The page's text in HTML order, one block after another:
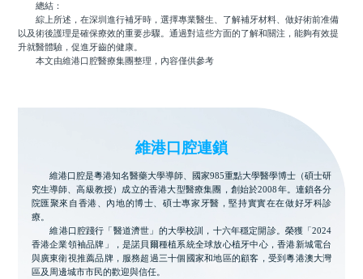
總結：
綜上所述，在深圳進行補牙時，選擇專業醫生、了解補牙材料、做好術前准備
以及術後護理是確保療效的重要步驟。通過對這些方面的了解和關注，能夠有效提
升就醫體驗，促進牙齒的健康。
本文由維港口腔醫療集團整理，內容僅供參考
維港口腔連鎖
維港口腔是粵港知名醫藥大學導師、國家985重點大學醫學博士（碩士研
究生導師、高級教授）成立的香港大型醫療集團，創始於2008年。連鎖各分
院匯聚來自香港、內地的博士、碩士專家牙醫，堅持實實在在做好牙科診
療。
維港口腔踐行「醫道濟世」的大學校訓，十六年穩定開診。榮獲「2024
香港企業領袖品牌」，是諾貝爾種植系統全球放心植牙中心，香港新城電台
與廣東衛視推薦品牌，服務超過三十個國家和地區的顧客，受到粵港澳大灣
區及周邊城市市民的歡迎與信任。